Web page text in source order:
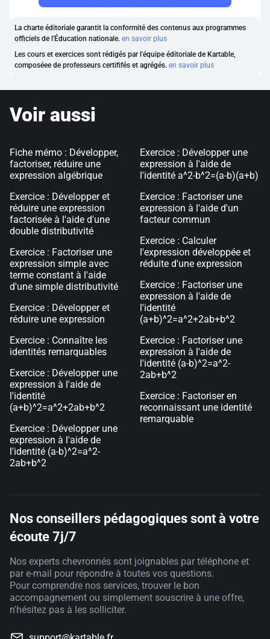
La charte éditoriale garantit la conformité des contenus aux programmes
officiels de l'Éducation nationale. en savoir plus
Les cours et exercices sont rédigés par l'équipe éditoriale de Kartable,
composéee de professeurs certififés et agrégés. en savoir plus
Voir aussi
Fiche mémo : Développer,
factoriser, réduire une
expression algébrique
Exercice : Développer et
réduire une expression
factorisée à l'aide d'une
double distributivité
Exercice : Factoriser une
expression simple avec
terme constant à l'aide
d'une simple distributivité
Exercice : Développer et
réduire une expression
Exercice : Connaître les
identités remarquables
Exercice : Développer une
expression à l'aide de
l'identité
(a+b)^2=a^2+2ab+b^2
Exercice : Développer une
expression à l'aide de
l'identité (a-b)^2=a^2-
2ab+b^2
Exercice : Développer une
expression à l'aide de
l'identité a^2-b^2=(a-b)(a+b)
Exercice : Factoriser une
expression à l'aide d'un
facteur commun
Exercice : Calculer
l'expression développée et
réduite d'une expression
Exercice : Factoriser une
expression à l'aide de
l'identité
(a+b)^2=a^2+2ab+b^2
Exercice : Factoriser une
expression à l'aide de
l'identité (a-b)^2=a^2-
2ab+b^2
Exercice : Factoriser en
reconnaissant une identité
remarquable
Nos conseillers pédagogiques sont à votre
écoute 7j/7
Nos experts chevronnés sont joignables par téléphone et
par e-mail pour répondre à toutes vos questions.
Pour comprendre nos services, trouver le bon
accompagnement ou simplement souscrire à une offre,
n'hésitez pas à les solliciter.